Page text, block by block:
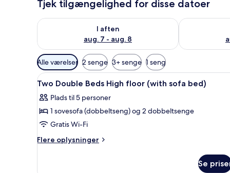
Tjek tilgængelighed for disse datoer
I aften
aug. 7 - aug. 8
Tjek tilgængelighed for i aften aug. 7 - aug. 8
Tjek
Tilgængelige
filtre
for
Alle værelser 2 senge 3+ senge 1 seng
Indlæs
alle
billeder
af
Two
Double
Et hotelværelse med sofa, lille
14
Two Double Beds High floor (with sofa bed)
Plads til 5 personer
1 sovesofa (dobbeltseng) og 2 dobbeltsenge
Gratis Wi-Fi
Flere oplysninger
Flere
Se